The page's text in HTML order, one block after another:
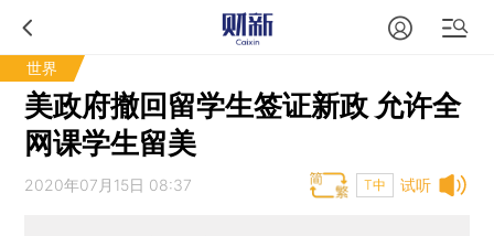
世界
美政府撤回留学生签证新政 允许全
网课学生留美
试听
2020年07月15日 08:37 T中